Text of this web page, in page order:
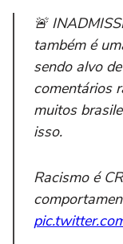
🚨
também é
sendo alvo
comentários
muitos
isso.
Racismo é